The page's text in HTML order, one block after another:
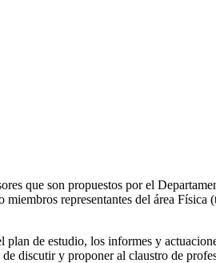
que son propuestos por el
representantes del área
de estudio, los informes y
discutir y proponer al claustro de